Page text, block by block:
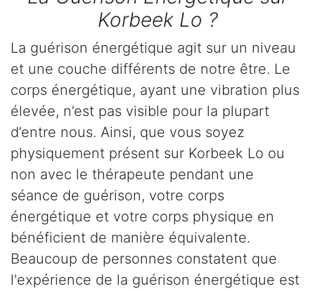
Korbeek Lo ?
La guérison énergétique agit sur un niveau
et une couche différents de notre être. Le
corps énergétique, ayant une vibration plus
élevée, n’est pas visible pour la plupart
d’entre nous. Ainsi, que vous soyez
physiquement présent sur Korbeek Lo ou
non avec le thérapeute pendant une
séance de guérison, votre corps
énergétique et votre corps physique en
bénéficient de manière équivalente.
Beaucoup de personnes constatent que
l'expérience de la guérison énergétique est